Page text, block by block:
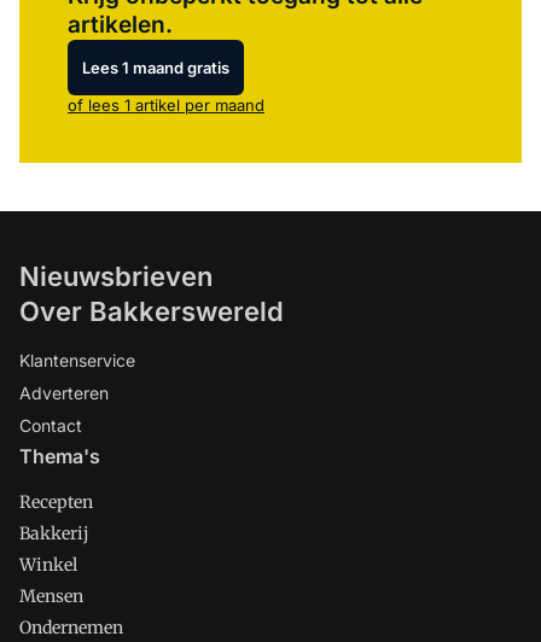
artikelen.
Lees 1 maand gratis
of lees 1 artikel per maand
Nieuwsbrieven
Over Bakkerswereld
Klantenservice
Adverteren
Contact
Thema's
Recepten
Bakkerij
Winkel
Mensen
Ondernemen